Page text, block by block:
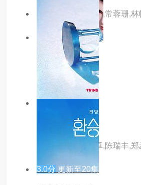
主演：藤新,李兰陵,常蓉珊,
更新至47集
武碎星河
主演：内详
叫作你的秘密
主演：洪潇,阳兵卓,陈瑞丰,
3.0分 更新至20集